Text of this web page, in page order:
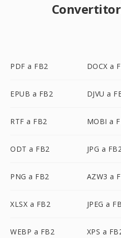
PDF a FB2 DOCX a
EPUB a FB2 DJVU a
RTF a FB2 MOBI a
ODT a FB2 JPG a
PNG a FB2 AZW3 a
XLSX a FB2 JPEG a
WEBP a FB2 XPS a